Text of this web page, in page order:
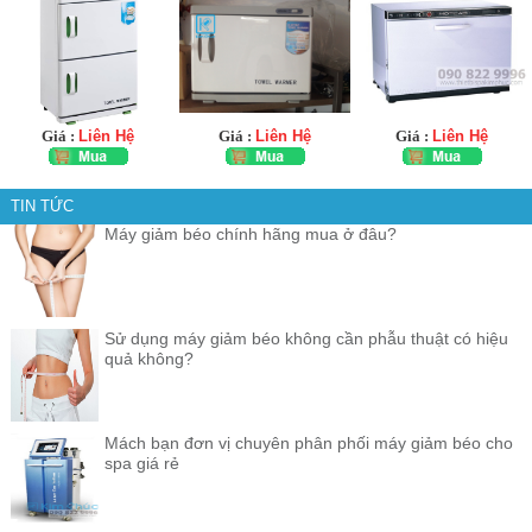
Giá : Liên Hệ Giá : Liên Hệ Giá : Liên Hệ
TIN TỨC
Máy giảm béo chính hãng mua ở đâu?
Sử dụng máy giảm béo không cần phẫu thuật có hiệu
quả không?
Mách bạn đơn vị chuyên phân phối máy giảm béo cho
spa giá rẻ